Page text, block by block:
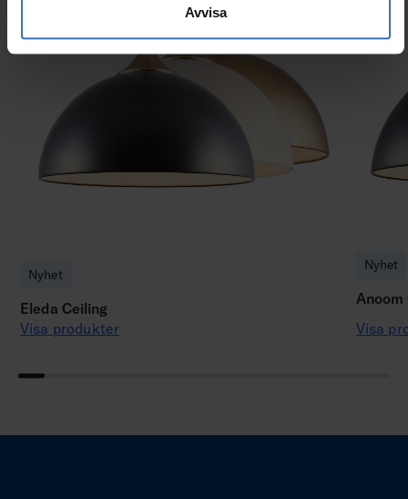
Avvisa
Nyhet
Eleda Ceiling
Visa produkter
Nyhet
Anoom
Visa